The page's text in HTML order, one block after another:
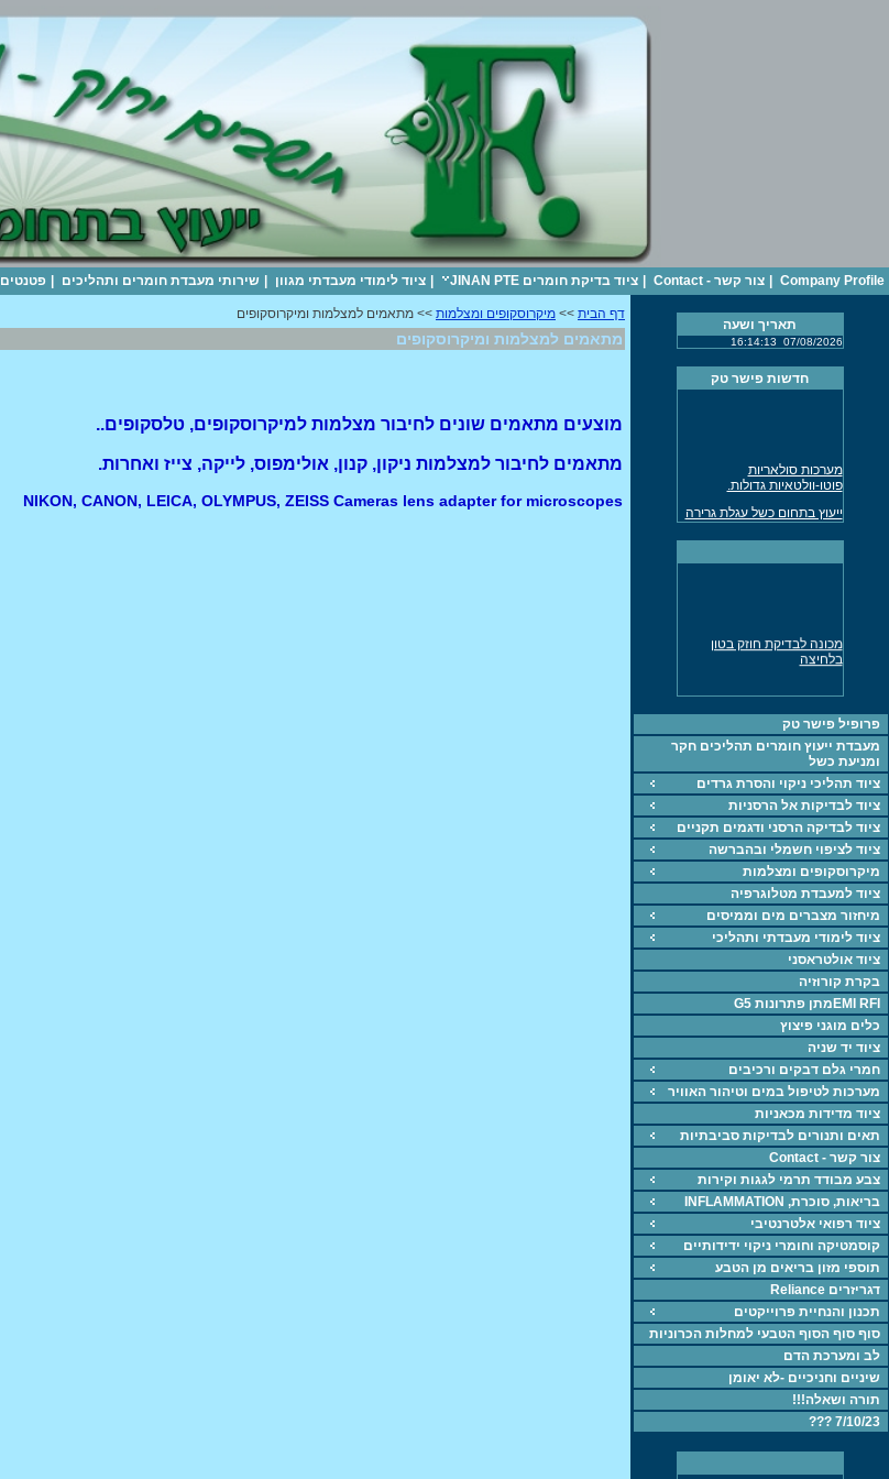
Company Profile צור קשר - Contact ציוד בדיקת חומרים JINAN PTE ציוד לימודי מעבדתי מגוון שירותי מעבדת חומרים ותהליכים פטנטים PATENTS to go
תאריך ושעה
07/08/2026
16:14:13
חדשות פישר טק
מערכות סולאריות
פוטו-וולטאיות גדולות.
ייעוץ בתחום כשל עגלת גרירה
למשאית
לתעשיה
מכונה אוניברסלית לבדיקת
חומרים UTM
תהליכים וחקר כשל
מכונה אוניברסאלית 5KN
לבדיקת חומרים
מד עובי צבע, דופן
מכונת מתיחה 60 טון נמסרה
לתעשיה
מכונה לבדיקת חוזק בטון
בלחיצה
פרופיל פישר טק
מעבדת ייעוץ חומרים תהליכים חקר
ומניעת כשל
ציוד תהליכי ניקוי והסרת גרדים
ציוד לבדיקות אל הרסניות
ציוד לבדיקה הרסני ודגמים תקניים
ציוד לציפוי חשמלי ובהברשה
מיקרוסקופים ומצלמות
ציוד למעבדת מטלוגרפיה
מיחזור מצברים מים וממיסים
ציוד לימודי מעבדתי ותהליכי
ציוד אולטראסני
בקרת קורוזיה
EMI RFIמתן פתרונות G5
כלים מוגני פיצוץ
ציוד יד שניה
חמרי גלם דבקים ורכיבים
מערכות לטיפול במים וטיהור האוויר
ציוד מדידות מכאניות
תאים ותנורים לבדיקות סביבתיות
צור קשר - Contact
צבע מבודד תרמי לגגות וקירות
בריאות, סוכרת, INFLAMMATION
ציוד רפואי אלטרנטיבי
קוסמטיקה וחומרי ניקוי ידידותיים
תוספי מזון בריאים מן הטבע
דגריזרים Reliance
תכנון והנחיית פרוייקטים
סוף סוף הסוף הטבעי למחלות הכרוניות
לב ומערכת הדם
שיניים וחניכיים -לא יאומן
תורה ושאלה!!!
7/10/23 ???
דף הבית >> מיקרוסקופים ומצלמות >> מתאמים למצלמות ומיקרוסקופים
מתאמים למצלמות ומיקרוסקופים
מוצעים מתאמים שונים לחיבור מצלמות למיקרוסקופים, טלסקופים..
מתאמים לחיבור למצלמות ניקון, קנון, אולימפוס, לייקה, צייז ואחרות.
NIKON, CANON, LEICA, OLYMPUS, ZEISS Cameras lens adapter for microscopes